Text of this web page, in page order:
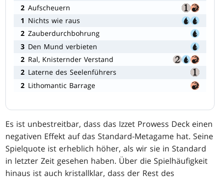
2 Aufscheuern
1 Nichts wie raus
2 Zauberdurchbohrung
3 Den Mund verbieten
2 Ral, Knisternder Verstand
2 Laterne des Seelenführers
2 Lithomantic Barrage
Es ist unbestreitbar, dass das Izzet Prowess Deck einen
negativen Effekt auf das Standard-Metagame hat. Seine
Spielquote ist erheblich höher, als wir sie in Standard
in letzter Zeit gesehen haben. Über die Spielhäufigkeit
hinaus ist auch kristallklar, dass der Rest des